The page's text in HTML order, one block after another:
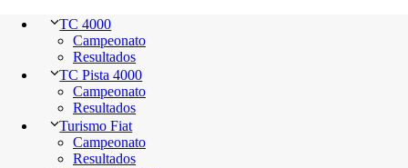
TC 4000
Campeonato
Resultados
TC Pista 4000
Campeonato
Resultados
Turismo Fiat
Campeonato
Resultados